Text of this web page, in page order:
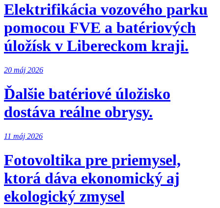
Elektrifikácia vozového parku
pomocou FVE a batériových
úložísk v Libereckom kraji.
20 máj 2026
Ďalšie batériové úložisko
dostáva reálne obrysy.
11 máj 2026
Fotovoltika pre priemysel,
ktorá dáva ekonomický aj
ekologický zmysel